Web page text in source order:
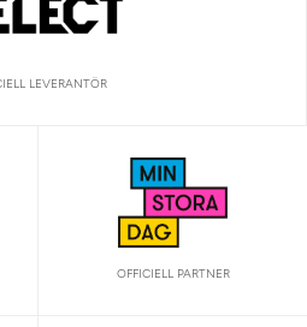
LEVERANTÖR
OFFICIELL PARTNER